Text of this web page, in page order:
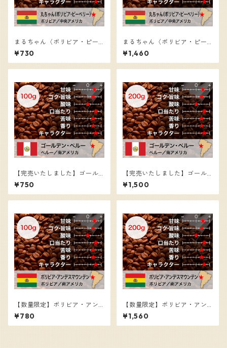
まるちゃん〈ボリビア・ピー
ベリー〉／コーヒー豆（100
g）
¥730
まるちゃん〈ボリビア・ピー
ベリー〉／コーヒー豆（200
g）
¥1,460
【完売いたしました】ゴール
デン・ペルー（グルメ・マイ
クロロット限定品）／コーヒ
ー豆（100g）
¥750
【完売いたしました】ゴール
デン・ペルー（グルメ・マイ
クロロット限定品）／コーヒ
ー豆（200g）
¥1,500
【数量限定】ボリビア・アン
デスマウンテン／コーヒー豆
（100g）
¥780
【数量限定】ボリビア・アン
デスマウンテン／コーヒー豆
（200g）
¥1,560